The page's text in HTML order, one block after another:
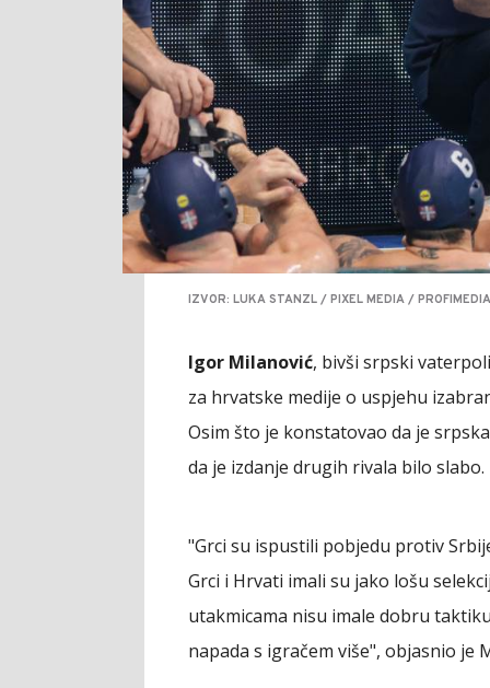
IZVOR: LUKA STANZL / PIXEL MEDIA / PROFIMEDIA
Igor Milanović, bivši srpski
za hrvatske medije o uspjehu
Osim što je konstatovao da je
da je izdanje drugih rivala bilo slabo.
"Grci su ispustili pobjedu protiv
Grci i Hrvati imali su jako lošu
utakmicama nisu imale dobru
napada s igračem više", objasnio je